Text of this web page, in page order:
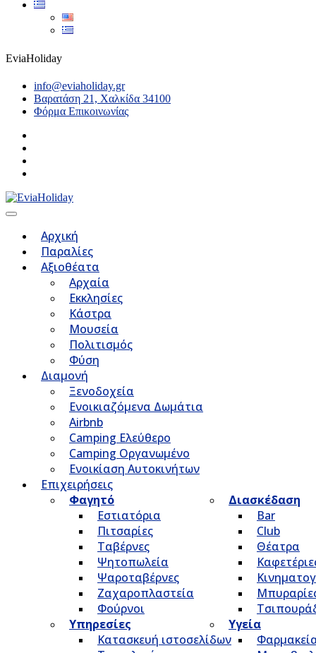
EviaHoliday
info@eviaholiday.gr
Βαρατάση 21, Χαλκίδα 34100
Φόρμα Επικοινωνίας
Αρχική
Παραλίες
Αξιοθέατα
Αρχαία
Εκκλησίες
Κάστρα
Μουσεία
Πολιτισμός
Φύση
Διαμονή
Ξενοδοχεία
Ενοικιαζόμενα Δωμάτια
Airbnb
Camping Ελεύθερο
Camping Οργανωμένο
Ενοικίαση Αυτοκινήτων
Επιχειρήσεις
Φαγητό
Εστιατόρια
Πιτσαρίες
Ταβέρνες
Ψητοπωλεία
Ψαροταβέρνες
Ζαχαροπλαστεία
Φούρνοι
Διασκέδαση
Bar
Club
Θέατρα
Υπηρεσίες
Κατασκευή ιστοσελίδων
Υγεία